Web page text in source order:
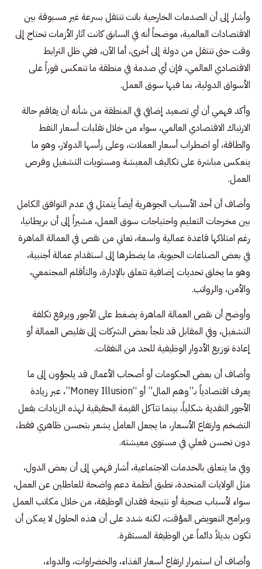
وأشار إلى أن الصدمات الخارجية باتت تنتقل بسرعة غير مسبوقة بين
الاقتصادات العالمية، موضحاً أنه في السابق كانت آثار الأزمات تحتاج إلى
وقت حتى تنتقل من دولة إلى أخرى، أما الآن، ففي ظل الترابط
الاقتصادي العالمي، فإن أي صدمة في منطقة ما تنعكس فوراً على
الأسواق الدولية، بما فيها سوق العمل.
وأكد فهمي أن أي تصعيد إضافي في المنطقة من شأنه أن يفاقم حالة
الارتباك الاقتصادي العالمي، سواء من خلال تقلبات أسعار النفط
والطاقة، أو اضطراب أسعار العملات، وعلى رأسها الدولار، وهو ما
ينعكس مباشرة على تكاليف المعيشة ومستويات التشغيل وفرص
العمل.
وأضاف أن أحد الأسباب الجوهرية أيضاً يتمثل في عدم التوافق الكامل
بين مخرجات التعليم واحتياجات سوق العمل، مشيراً إلى أن بريطانيا،
رغم امتلاكها قاعدة عمالية واسعة، تعاني من نقص في العمالة الماهرة
في بعض الصناعات الحيوية، ما يضطرها إلى استقدام عمالة أجنبية،
وهو ما يخلق تحديات إضافية تتعلق بالإدارة، والتأقلم المجتمعي،
والأمن، والرواتب.
وأوضح أن نقص العمالة الماهرة يضغط على الأجور ويرفع تكلفة
التشغيل، وفي المقابل قد تلجأ بعض الشركات إلى تقليص العمالة أو
إعادة توزيع الأدوار الوظيفية للحد من النفقات.
وأضاف أن بعض الحكومات أو أصحاب الأعمال قد يلجؤون إلى ما
يعرف اقتصادياً بـ”وهم المال” أو “Money Illusion”، عبر زيادة
الأجور النقدية شكلياً، بينما تتآكل القيمة الحقيقية لهذه الزيادات بفعل
التضخم وارتفاع الأسعار، ما يجعل العامل يشعر بتحسن ظاهري فقط،
دون تحسن فعلي في مستوى معيشته.
وفي ما يتعلق بالخدمات الاجتماعية، أشار فهمي إلى أن بعض الدول،
مثل الولايات المتحدة، تطبق أنظمة دعم واضحة للعاطلين عن العمل،
سواء لأسباب صحية أو نتيجة فقدان الوظيفة، من خلال مكاتب العمل
وبرامج التعويض المؤقت، لكنه شدد على أن هذه الحلول لا يمكن أن
تكون بديلاً دائماً عن الوظيفة المستقرة.
وأضاف أن استمرار ارتفاع أسعار الغذاء، والخضراوات، والدواء،